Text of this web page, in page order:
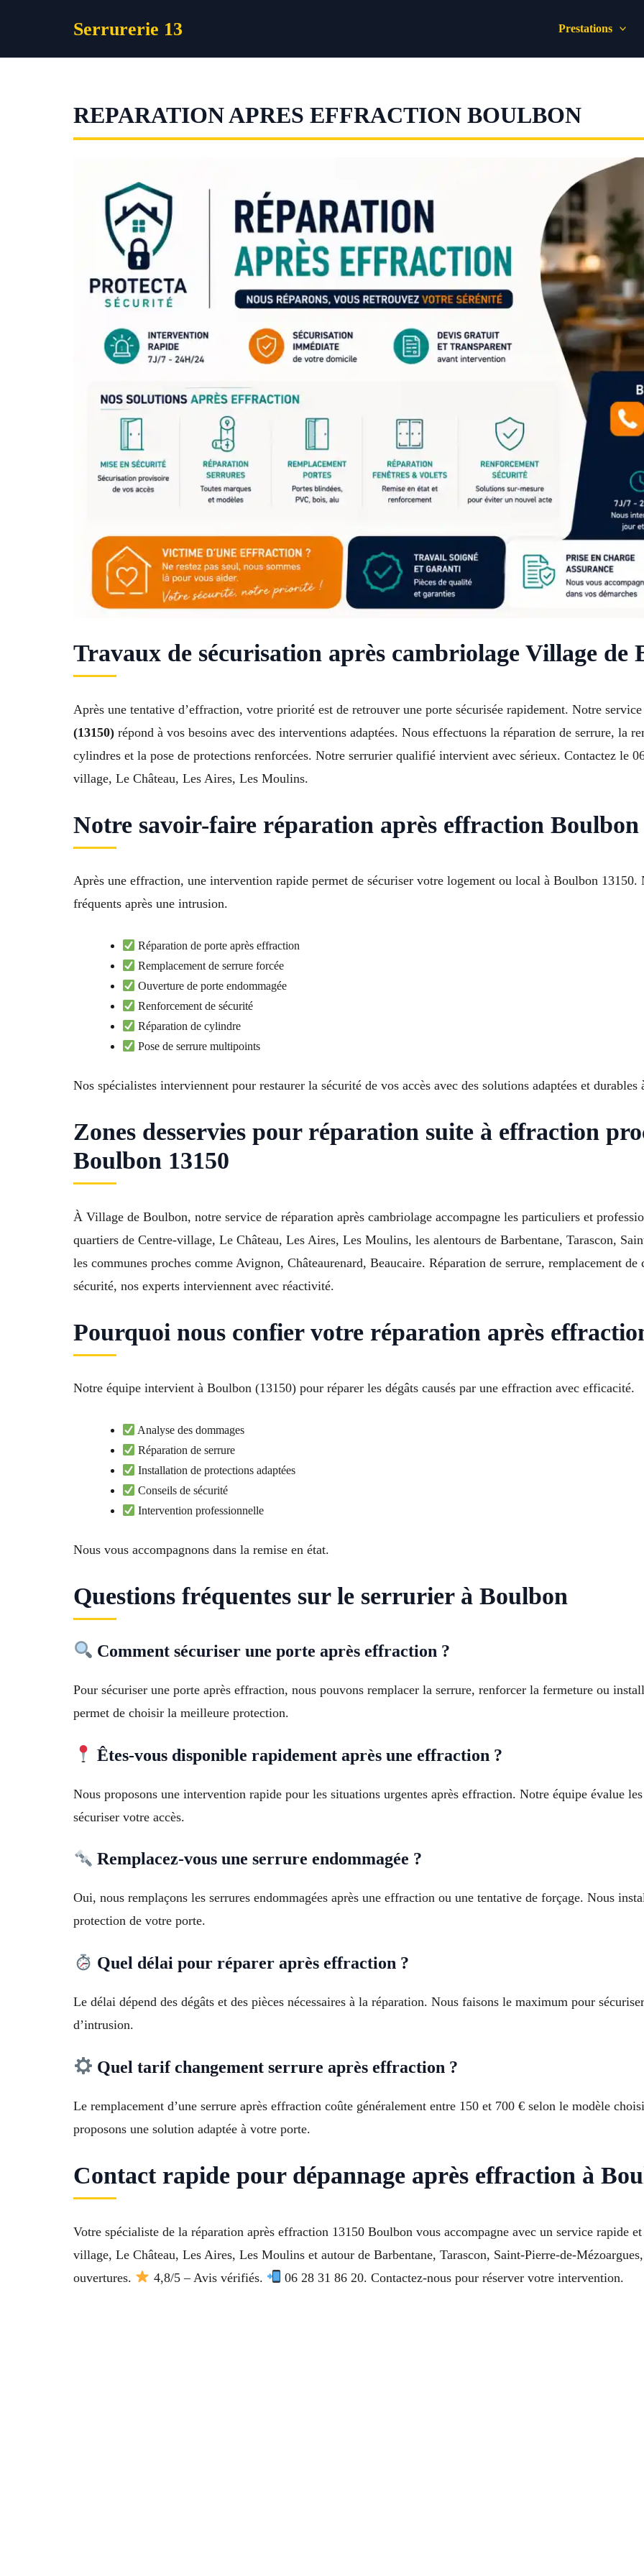
Serrurerie 13 Prestations
REPARATION APRES EFFRACTION BOULBON
Travaux de sécurisation après cambriolage Village de
Après une tentative d’effraction, votre priorité est de retrouver une porte sécurisée rapidement. Notre
(13150) répond à vos besoins avec des interventions adaptées. Nous effectuons la réparation de serrure, la
cylindres et la pose de protections renforcées. Notre serrurier qualifié intervient avec sérieux. Contactez le
village, Le Château, Les Aires, Les Moulins.
Notre savoir-faire réparation après effraction Boulbon
Après une effraction, une intervention rapide permet de sécuriser votre logement ou local à Boulbon 13150.
fréquents après une intrusion.
Réparation de porte après effraction
Remplacement de serrure forcée
Ouverture de porte endommagée
Renforcement de sécurité
Réparation de cylindre
Pose de serrure multipoints
Nos spécialistes interviennent pour restaurer la sécurité de vos accès avec des solutions adaptées et
Zones desservies pour réparation suite à effraction
Boulbon 13150
À Village de Boulbon, notre service de réparation après cambriolage accompagne les particuliers et
quartiers de Centre-village, Le Château, Les Aires, Les Moulins, les alentours de Barbentane, Tarascon,
les communes proches comme Avignon, Châteaurenard, Beaucaire. Réparation de serrure, remplacement
sécurité, nos experts interviennent avec réactivité.
Pourquoi nous confier votre réparation après
Notre équipe intervient à Boulbon (13150) pour réparer les dégâts causés par une effraction avec efficacité.
Analyse des dommages
Réparation de serrure
Installation de protections adaptées
Conseils de sécurité
Intervention professionnelle
Nous vous accompagnons dans la remise en état.
Questions fréquentes sur le serrurier à Boulbon
Comment sécuriser une porte après effraction ?
Pour sécuriser une porte après effraction, nous pouvons remplacer la serrure, renforcer la fermeture ou
permet de choisir la meilleure protection.
Êtes-vous disponible rapidement après une effraction ?
Nous proposons une intervention rapide pour les situations urgentes après effraction. Notre équipe évalue
sécuriser votre accès.
Remplacez-vous une serrure endommagée ?
Oui, nous remplaçons les serrures endommagées après une effraction ou une tentative de forçage. Nous
protection de votre porte.
Quel délai pour réparer après effraction ?
Le délai dépend des dégâts et des pièces nécessaires à la réparation. Nous faisons le maximum pour
d’intrusion.
Quel tarif changement serrure après effraction ?
Le remplacement d’une serrure après effraction coûte généralement entre 150 et 700 € selon le modèle
proposons une solution adaptée à votre porte.
Contact rapide pour dépannage après effraction à
Votre spécialiste de la réparation après effraction 13150 Boulbon vous accompagne avec un service rapide
village, Le Château, Les Aires, Les Moulins et autour de Barbentane, Tarascon, Saint-Pierre-de-
ouvertures.
4,8/5 – Avis vérifiés. 06 28 31 86 20. Contactez-nous pour réserver votre intervention.